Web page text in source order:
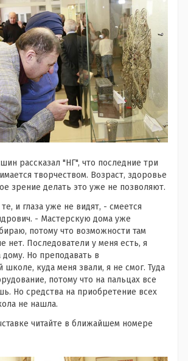
рассказал "НГ", что последние три
творчеством. Возраст, здоровье
зрение делать это уже не позволяют.
и глаза уже не видят, - смеется
- Мастерскую дома уже
потому что возможности там
нет. Последователи у меня есть, я
дому. Но преподавать в
школе, куда меня звали, я не смог. Туда
потому что на пальцах все
Но средства на приобретение всех
не нашла.
читайте в ближайшем номере